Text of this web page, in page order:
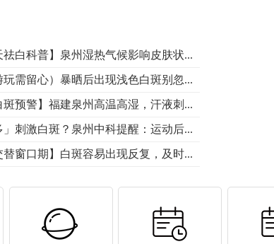
祛白科普】泉州湿热气候影响皮肤状...
玩需留心）暴晒后出现浅色白斑别忽...
斑预警】福建泉州高温高湿，汗液刺...
」刺激白斑？泉州中科提醒：运动后...
替窗口期】白斑容易出现反复，及时...